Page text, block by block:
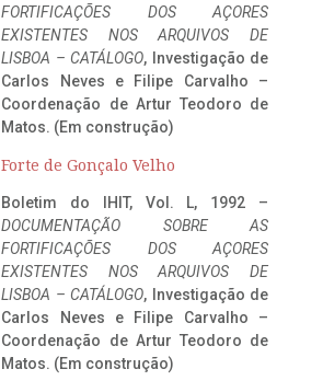
FORTIFICAÇÕES DOS AÇORES
EXISTENTES NOS ARQUIVOS DE
LISBOA – CATÁLOGO, Investigação de
Carlos Neves e Filipe Carvalho –
Coordenação de Artur Teodoro de
Matos. (Em construção)
Forte de Gonçalo Velho
Boletim do IHIT, Vol. L, 1992 –
DOCUMENTAÇÃO SOBRE AS
FORTIFICAÇÕES DOS AÇORES
EXISTENTES NOS ARQUIVOS DE
LISBOA – CATÁLOGO, Investigação de
Carlos Neves e Filipe Carvalho –
Coordenação de Artur Teodoro de
Matos. (Em construção)